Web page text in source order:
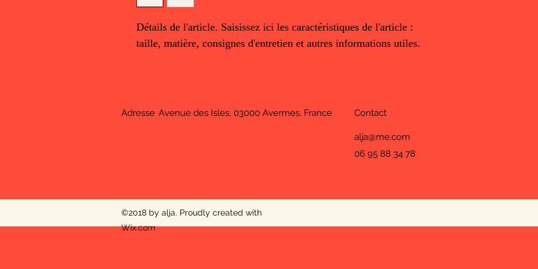
Détails de l'article. Saisissez ici les caractéristiques de l'article :
taille, matière, consignes d'entretien et autres informations utiles.
Adresse Avenue des Isles, 03000 Avermes, France Contact
alja@me.com
06 95 88 34 78
©2018 by alja. Proudly created with
Wix.com